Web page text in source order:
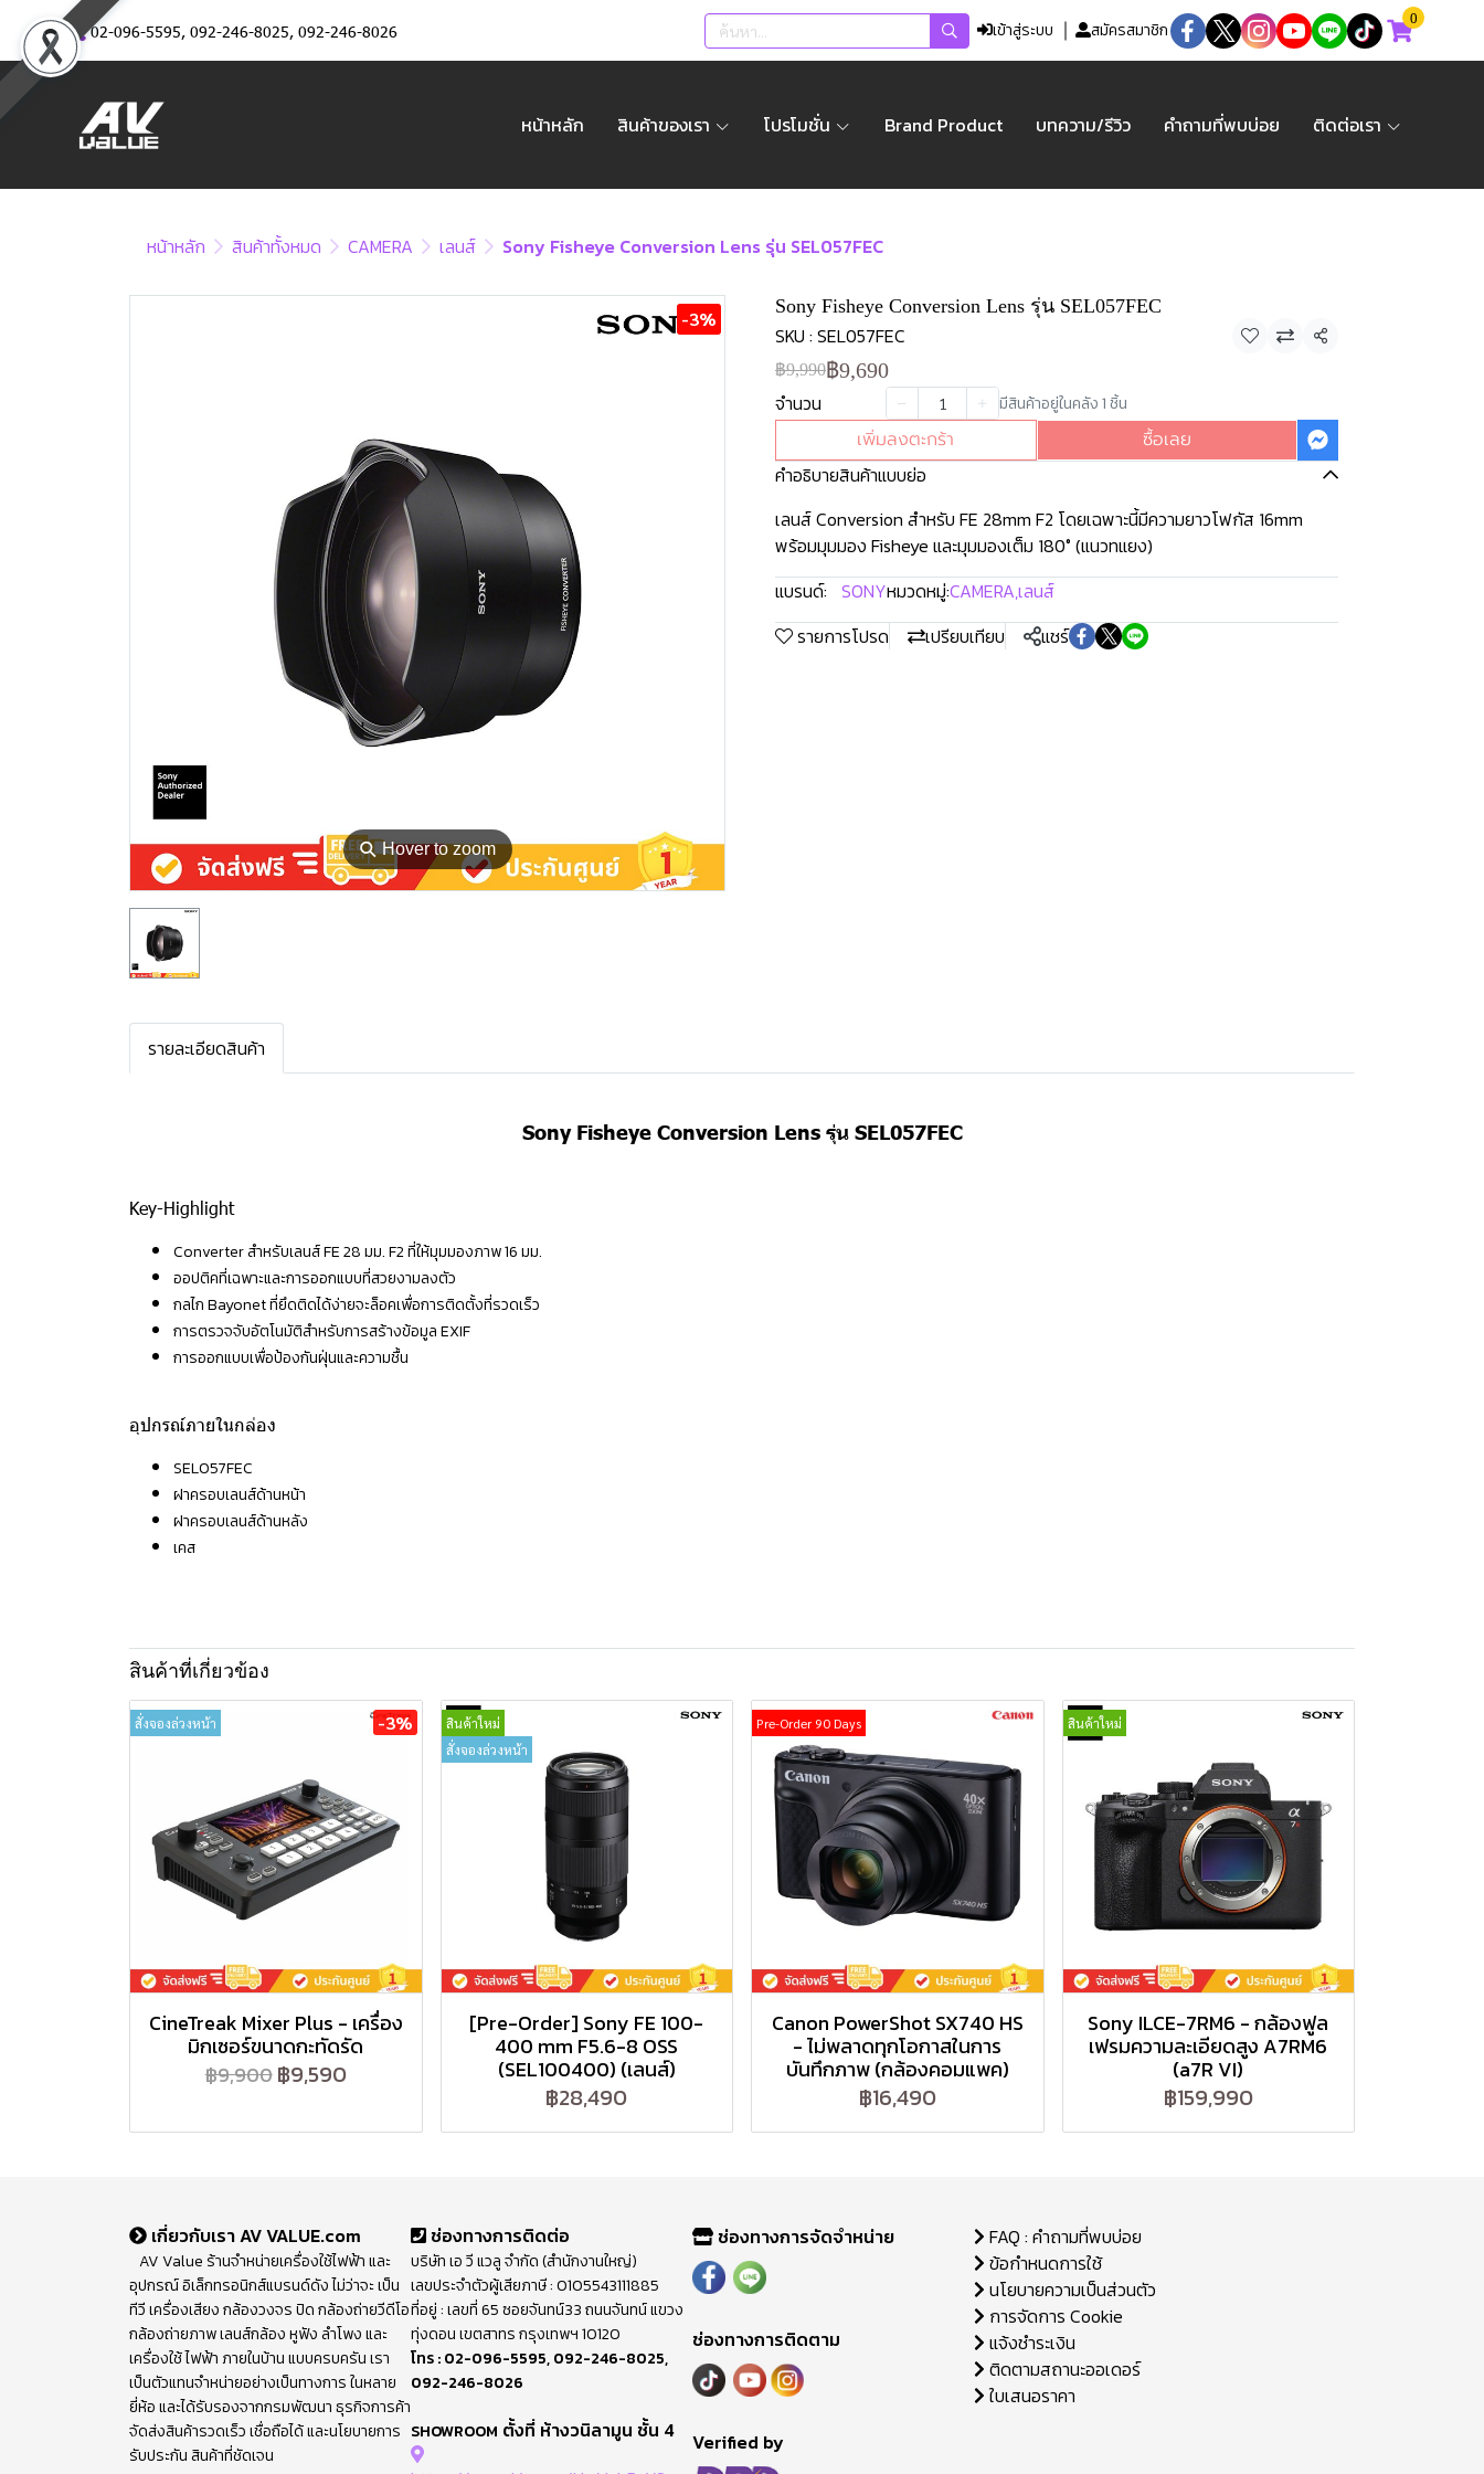
02-096-5595, 092-246-8025, 092-246-8026 เข้าสู่ระบบ สมัครสมาชิก
0
หน้าหลัก สินค้าของเรา โปรโมชั่น Brand Product บทความ/รีวิว คำถามที่พบบ่อย ติดต่อเรา
หน้าหลัก สินค้าทั้งหมด CAMERA เลนส์ Sony Fisheye Conversion Lens รุ่น SEL057FEC
⚲Hover to zoom
-3%
Sony Fisheye Conversion Lens รุ่น SEL057FEC
SKU : SEL057FEC แชร์
฿9,990฿9,690
จำนวน มีสินค้าอยู่ในคลัง 1 ชิ้น
เพิ่มลงตะกร้า
ซื้อเลย
คำอธิบายสินค้าแบบย่อ
เลนส์ Conversion สำหรับ FE 28mm F2 โดยเฉพาะนี้มีความยาวโฟกัส 16mm
พร้อมมุมมอง Fisheye และมุมมองเต็ม 180° (แนวทแยง)
แบรนด์: SONYหมวดหมู่:CAMERA,เลนส์
รายการโปรด
เปรียบเทียบ แชร์
รายละเอียดสินค้า
Sony Fisheye Conversion Lens รุ่น SEL057FEC
Key-Highlight
Converter สำหรับเลนส์ FE 28 มม. F2 ที่ให้มุมมองภาพ 16 มม.
ออปติคที่เฉพาะและการออกแบบที่สวยงามลงตัว
กลไก Bayonet ที่ยึดติดได้ง่ายจะล็อคเพื่อการติดตั้งที่รวดเร็ว
การตรวจจับอัตโนมัติสำหรับการสร้างข้อมูล EXIF
การออกแบบเพื่อป้องกันฝุ่นและความชื้น
อุปกรณ์ภายในกล่อง
SEL057FEC
ฝาครอบเลนส์ด้านหน้า
ฝาครอบเลนส์ด้านหลัง
เคส
สินค้าที่เกี่ยวข้อง
สั่งจองล่วงหน้า -3%
CineTreak Mixer Plus - เครื่อง
มิกเซอร์ขนาดกะทัดรัด
฿9,900฿9,590
สินค้าใหม่
สั่งจองล่วงหน้า
[Pre-Order] Sony FE 100-
400 mm F5.6-8 OSS
(SEL100400) (เลนส์)
฿28,490
Pre-Order 90 Days
Canon PowerShot SX740 HS
- ไม่พลาดทุกโอกาสในการ
บันทึกภาพ (กล้องคอมแพค)
฿16,490
สินค้าใหม่
Sony ILCE-7RM6 - กล้องฟูล
เฟรมความละเอียดสูง A7RM6
(a7R VI)
฿159,990
เกี่ยวกับเรา AV VALUE.com
AV Value ร้านจำหน่ายเครื่องใช้ไฟฟ้า และ
อุปกรณ์ อิเล็กทรอนิกส์แบรนด์ดัง ไม่ว่าจะ เป็น
ทีวี เครื่องเสียง กล้องวงจร ปิด กล้องถ่ายวีดีโอ
กล้องถ่ายภาพ เลนส์กล้อง หูฟัง ลำโพง และ
เครื่องใช้ ไฟฟ้า ภายในบ้าน แบบครบครัน เรา
เป็นตัวแทนจำหน่ายอย่างเป็นทางการ ในหลาย
ยี่ห้อ และได้รับรองจากกรมพัฒนา ธุรกิจการค้า
จัดส่งสินค้ารวดเร็ว เชื่อถือได้ และนโยบายการ
รับประกัน สินค้าที่ชัดเจน
ช่องทางการติดต่อ
บริษัท เอ วี แวลู จำกัด (สำนักงานใหญ่)
เลขประจำตัวผู้เสียภาษี : 0105543111885
ที่อยู่ : เลขที่ 65 ซอยจันทน์33 ถนนจันทน์ แขวง
ทุ่งดอน เขตสาทร กรุงเทพฯ 10120
โทร :02-096-5595,092-246-8025,
092-246-8026
SHOWROOM ตั้งที่ ห้างวนิลามูน ชั้น 4
ช่องทางการจัดจำหน่าย
ช่องทางการติดตาม
Verified by
FAQ : คำถามที่พบบ่อย
ข้อกำหนดการใช้
นโยบายความเป็นส่วนตัว
การจัดการ Cookie
แจ้งชำระเงิน
ติดตามสถานะออเดอร์
ใบเสนอราคา